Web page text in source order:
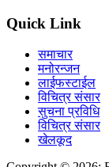
Quick Link
समाचार
मनोरन्जन
लाईफस्टाईल
विचित्र संसार
सुचना प्रविधि
विचित्र संसार
खेलकूद